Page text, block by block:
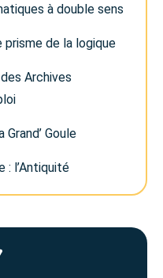
à double sens
de la logique
Archives
Goule
: l’Antiquité